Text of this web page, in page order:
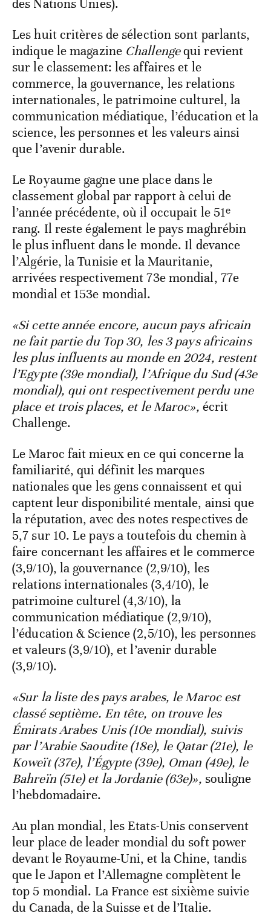
des Nations Unies).
Les huit critères de sélection sont parlants,
indique le magazine Challengequi revient
sur le classement: les affaires et le
commerce, la gouvernance, les relations
internationales, le patrimoine culturel, la
communication médiatique, l’éducation et la
science, les personnes et les valeurs ainsi
que l’avenir durable.
Le Royaume gagne une place dans le
classement global par rapport à celui de
l’année précédente, où il occupait le 51ᵉ
rang. Il reste également le pays maghrébin
le plus influent dans le monde. Il devance
l’Algérie, la Tunisie et la Mauritanie,
arrivées respectivement 73e mondial, 77e
mondial et 153e mondial.
«Si cette année encore, aucun pays africain
ne fait partie du Top 30, les 3 pays africains
les plus influents au monde en 2024, restent
l’Egypte (39e mondial), l’Afrique du Sud (43e
mondial), qui ont respectivement perdu une
place et trois places, et le Maroc», écrit
Challenge.
Le Maroc fait mieux en ce qui concerne la
familiarité, qui définit les marques
nationales que les gens connaissent et qui
captent leur disponibilité mentale, ainsi que
la réputation, avec des notes respectives de
5,7 sur 10. Le pays a toutefois du chemin à
faire concernant les affaires et le commerce
(3,9/10), la gouvernance (2,9/10), les
relations internationales (3,4/10), le
patrimoine culturel (4,3/10), la
communication médiatique (2,9/10),
l’éducation & Science (2,5/10), les personnes
et valeurs (3,9/10), et l’avenir durable
(3,9/10).
«Sur la liste des pays arabes, le Maroc est
classé septième. En tête, on trouve les
Émirats Arabes Unis (10e mondial), suivis
par l’Arabie Saoudite (18e), le Qatar (21e), le
Koweït (37e), l’Égypte (39e), Oman (49e), le
Bahreïn (51e) et la Jordanie (63e)», souligne
l’hebdomadaire.
Au plan mondial, les Etats-Unis conservent
leur place de leader mondial du soft power
devant le Royaume-Uni, et la Chine, tandis
que le Japon et l’Allemagne complètent le
top 5 mondial. La France est sixième suivie
du Canada, de la Suisse et de l’Italie.